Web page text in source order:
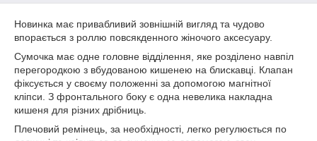
Новинка має привабливий зовнішній вигляд та чудово
впорається з роллю повсякденного жіночого аксесуару.
Сумочка має одне головне відділення, яке розділено навпіл
перегородкою з вбудованою кишенею на блискавці. Клапан
фіксується у своєму положенні за допомогою магнітної
кліпси. З фронтального боку є одна невелика накладна
кишеня для різних дрібниць.
Плечовий ремінець, за необхідності, легко регулюється по